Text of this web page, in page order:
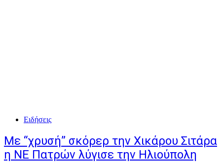
Ειδήσεις
Με “χρυσή” σκόρερ την Χικάρου Σιτάρα
η ΝΕ Πατρών λύγισε την Ηλιούπολη